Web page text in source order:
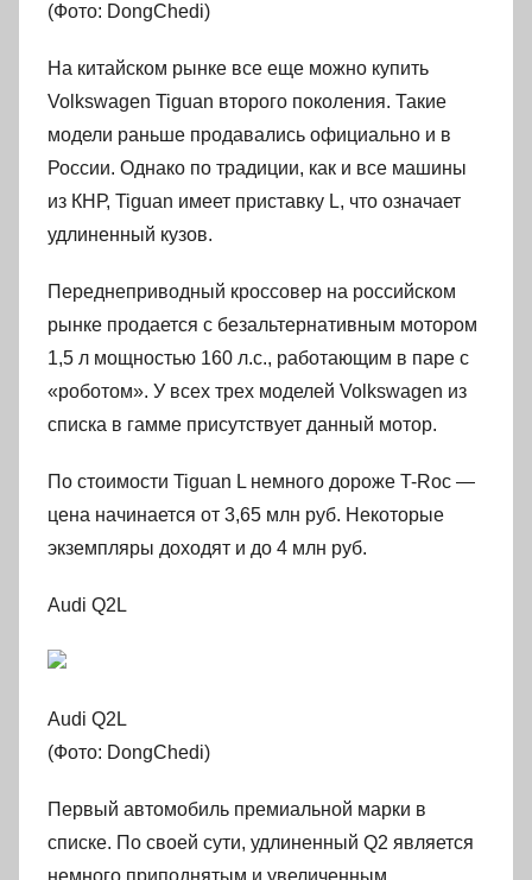
(Фото: DongChedi)
На китайском рынке все еще можно купить
Volkswagen Tiguan второго поколения. Такие
модели раньше продавались официально и в
России. Однако по традиции, как и все машины
из КНР, Tiguan имеет приставку L, что означает
удлиненный кузов.
Переднеприводный кроссовер на российском
рынке продается с безальтернативным мотором
1,5 л мощностью 160 л.с., работающим в паре с
«роботом». У всех трех моделей Volkswagen из
списка в гамме присутствует данный мотор.
По стоимости Tiguan L немного дороже T-Roc —
цена начинается от 3,65 млн руб. Некоторые
экземпляры доходят и до 4 млн руб.
Audi Q2L
Audi Q2L
(Фото: DongChedi)
Первый автомобиль премиальной марки в
списке. По своей сути, удлиненный Q2 является
немного приподнятым и увеличенным